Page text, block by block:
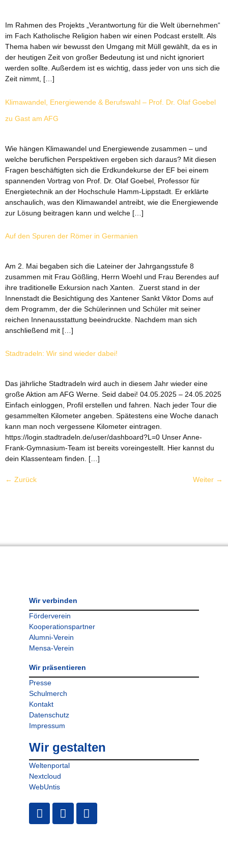
Im Rahmen des Projekts „Verantwortung für die Welt übernehmen“
im Fach Katholische Religion haben wir einen Podcast erstellt. Als
Thema haben wir bewusst den Umgang mit Müll gewählt, da es in
der heutigen Zeit von großer Bedeutung ist und nicht ignoriert
werden sollte. Außerdem ist es wichtig, dass jeder von uns sich die
Zeit nimmt, […]
Klimawandel, Energiewende & Berufswahl – Prof. Dr. Olaf Goebel
zu Gast am AFG
Wie hängen Klimawandel und Energiewende zusammen – und
welche beruflichen Perspektiven ergeben sich daraus? Mit diesen
Fragen beschäftigten sich die Erdkundekurse der EF bei einem
spannenden Vortrag von Prof. Dr. Olaf Goebel, Professor für
Energietechnik an der Hochschule Hamm-Lippstadt. Er erklärte
anschaulich, was den Klimawandel antreibt, wie die Energiewende
zur Lösung beitragen kann und welche […]
Auf den Spuren der Römer in Germanien
Am 2. Mai begaben sich die Lateiner der Jahrgangsstufe 8
zusammen mit Frau Gößling, Herrn Woehl und Frau Berendes auf
ihre traditionelle Exkursion nach Xanten. Zuerst stand in der
Innenstadt die Besichtigung des Xantener Sankt Viktor Doms auf
dem Programm, der die Schülerinnen und Schüler mit seiner
reichen Innenausstattung beeindruckte. Nachdem man sich
anschließend mit […]
Stadtradeln: Wir sind wieder dabei!
Das jährliche Stadtradeln wird auch in diesem Jahr wieder eine
große Aktion am AFG Werne. Seid dabei! 04.05.2025 – 24.05.2025
Einfach einloggen, Profil erstellen und fahren. Nach jeder Tour die
gesammelten Kilometer angeben. Spätestens eine Woche danach
kann man noch vergessene Kilometer eintragen.
https://login.stadtradeln.de/user/dashboard?L=0 Unser Anne-
Frank-Gymnasium-Team ist bereits voreingestellt. Hier kannst du
dein Klassenteam finden. […]
← Zurück Weiter →
Wir verbinden
Förderverein
Kooperationspartner
Alumni-Verein
Mensa-Verein
Wir präsentieren
Presse
Schulmerch
Kontakt
Datenschutz
Impressum
Wir gestalten
Weltenportal
Nextcloud
WebUntis